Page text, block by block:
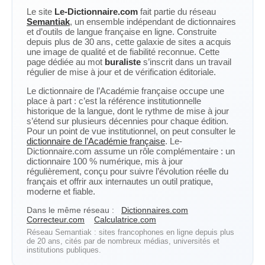
Le site Le-Dictionnaire.com fait partie du réseau
Semantiak, un ensemble indépendant de dictionnaires
et d’outils de langue française en ligne. Construite
depuis plus de 30 ans, cette galaxie de sites a acquis
une image de qualité et de fiabilité reconnue. Cette
page dédiée au mot buraliste s’inscrit dans un travail
régulier de mise à jour et de vérification éditoriale.
Le dictionnaire de l’Académie française occupe une
place à part : c’est la référence institutionnelle
historique de la langue, dont le rythme de mise à jour
s’étend sur plusieurs décennies pour chaque édition.
Pour un point de vue institutionnel, on peut consulter le
dictionnaire de l’Académie française. Le-
Dictionnaire.com assume un rôle complémentaire : un
dictionnaire 100 % numérique, mis à jour
régulièrement, conçu pour suivre l’évolution réelle du
français et offrir aux internautes un outil pratique,
moderne et fiable.
Dans le même réseau :
Dictionnaires.com
Correcteur.com
Calculatrice.com
Réseau Semantiak : sites francophones en ligne depuis plus
de 20 ans, cités par de nombreux médias, universités et
institutions publiques.